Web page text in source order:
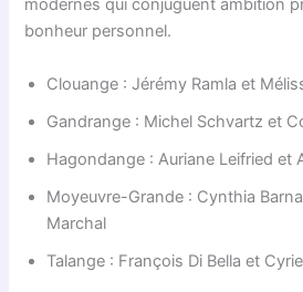
modernes qui conjuguent ambition
bonheur personnel.
Clouange : Jérémy Ramla et
Gandrange : Michel Schvartz et
Hagondange : Auriane Leifried et
Moyeuvre-Grande : Cynthia
Marchal
Talange : François Di Bella et